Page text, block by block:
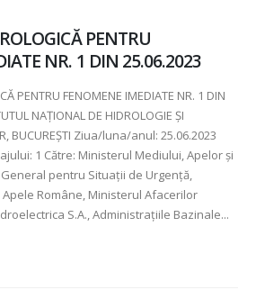
PENTRU
NR. 1 DIN 25.06.2023
PENTRU FENOMENE IMEDIATE NR. 1 DIN
NAȚIONAL DE HIDROLOGIE ȘI
BUCUREȘTI Ziua/luna/anul: 25.06.2023
1 Către: Ministerul Mediului, Apelor şi
pentru Situaţii de Urgenţă,
Române, Ministerul Afacerilor
S.A., Administraţiile Bazinale...